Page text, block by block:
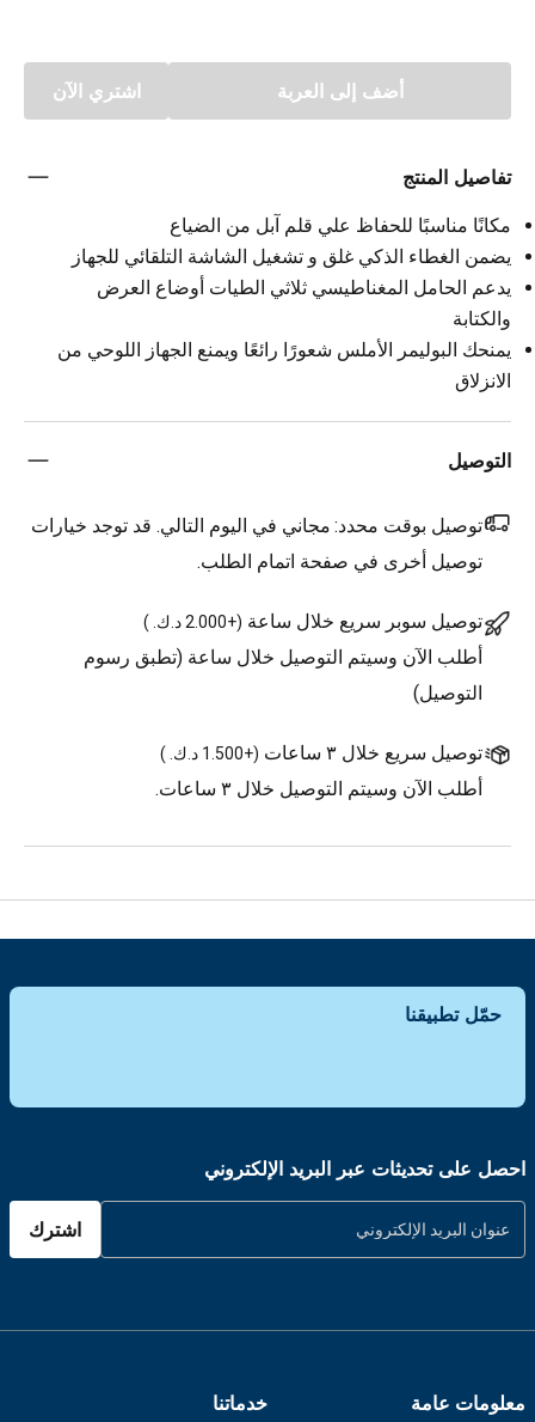
أضف إلى العربة اشتري الآن
تفاصيل المنتج
مكانًا مناسبًا للحفاظ علي قلم آبل من الضياع
يضمن الغطاء الذكي غلق و تشغيل الشاشة التلقائي للجهاز
يدعم الحامل المغناطيسي ثلاثي الطيات أوضاع العرض
والكتابة
يمنحك البوليمر الأملس شعورًا رائعًا ويمنع الجهاز اللوحي من
الانزلاق
التوصيل
توصيل بوقت محدد: مجاني في اليوم التالي. قد توجد خيارات
توصيل أخرى في صفحة اتمام الطلب.
توصيل سوبر سريع خلال ساعة (+2.000 د.ك. )
أطلب الآن وسيتم التوصيل خلال ساعة (تطبق رسوم
التوصيل)
توصيل سريع خلال ٣ ساعات (+1.500 د.ك. )
أطلب الآن وسيتم التوصيل خلال ٣ ساعات.
حمّل تطبيقنا
احصل على تحديثات عبر البريد الإلكتروني
اشترك
معلومات عامة
خدماتنا